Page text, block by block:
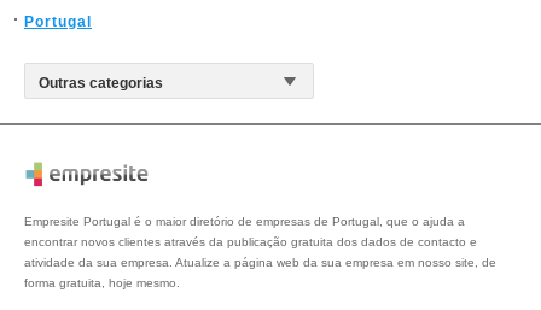
Portugal
Empresite Portugal é o maior diretório de empresas de Portugal, que o ajuda a
encontrar novos clientes através da publicação gratuita dos dados de contacto e
atividade da sua empresa. Atualize a página web da sua empresa em nosso site, de
forma gratuita, hoje mesmo.